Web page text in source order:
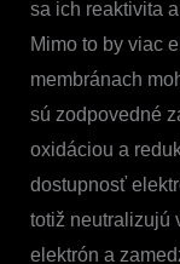
sa ich reaktivita
Mimo to by viac
membránach
sú zodpovedné
oxidáciou a
dostupnosť
totiž neutralizujú
elektrón a